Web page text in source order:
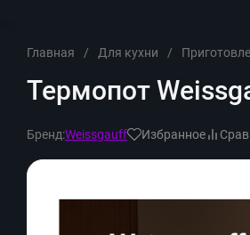
Главная / Для кухни /
Термопот
Бренд:Weissgauff Избранное